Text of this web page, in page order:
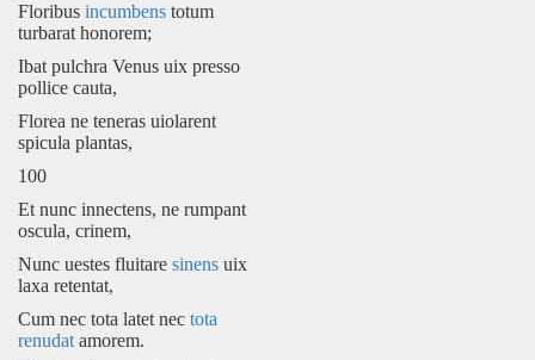
Floribus incumbens totum
turbarat honorem;
Ibat pulchra Venus uix presso
pollice cauta,
Florea ne teneras uiolarent
spicula plantas,
100
Et nunc innectens, ne rumpant
oscula, crinem,
Nunc uestes fluitare sinens uix
laxa retentat,
Cum nec tota latet nec tota
renudat amorem.